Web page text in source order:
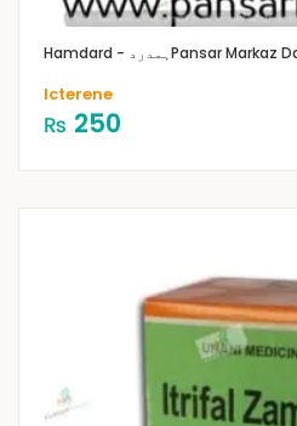
Hamdard - ہمدرد
Icterene
₨ 250